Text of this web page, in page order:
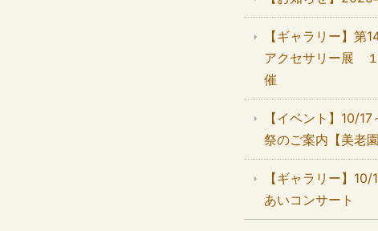
【ギャラリー】第
アクセサリー展
催
【イベント】10/
祭のご案内【美老園
【ギャラリー】
あいコンサート